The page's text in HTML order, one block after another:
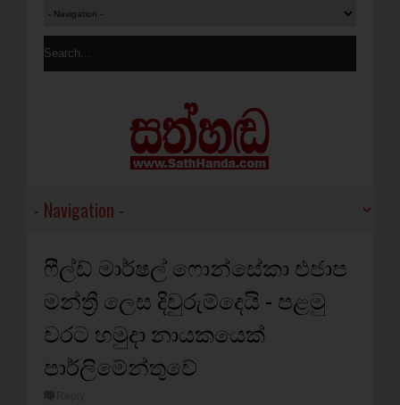
ෆීල්ඩ් මාර්ෂල් ෆොන්සේකා එජාප
මන්ත්‍රී ලෙස දිවුරුම්දෙයි - පළමු
වරට හමුදා නායකයෙක්
පාර්ලිමේන්තුවේ